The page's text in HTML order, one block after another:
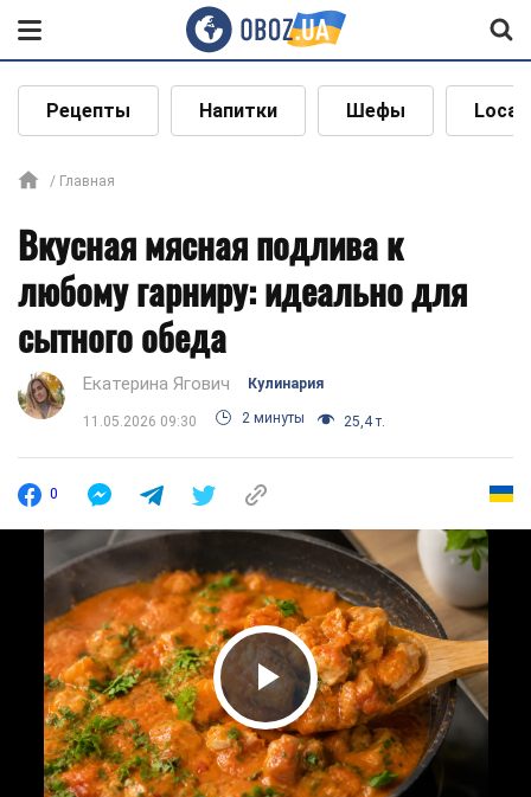
Рецепты Напитки Шефы Local
Главная
Вкусная мясная подлива к
любому гарниру: идеально для
сытного обеда
Екатерина Ягович Кулинария
11.05.2026 09:30 2 минуты 25,4 т.
0
Play Video